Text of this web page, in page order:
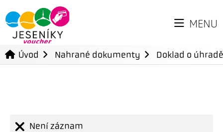
MENU
Úvod Nahrané dokumenty Doklad o
Není záznam